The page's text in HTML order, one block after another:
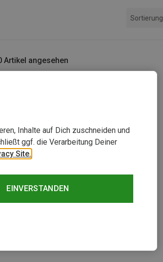
Sortierung
Artikel angesehen
Inhalte auf Dich zuschneiden und
ggf. die Verarbeitung Deiner
Site.
EINVERSTANDEN